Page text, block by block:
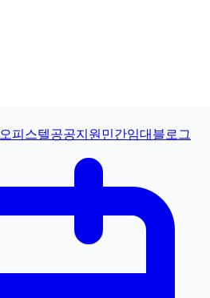
오피스텔공공지원민간임대 블로그